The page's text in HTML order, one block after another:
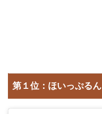
第１位：ほいっぷるん